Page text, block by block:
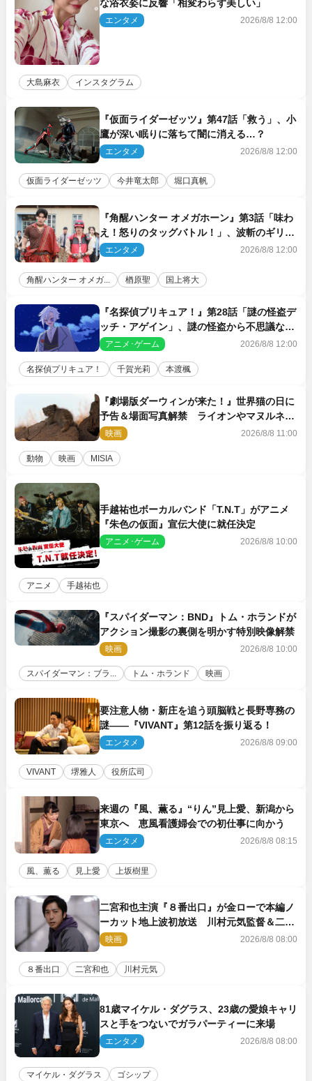
な浴衣姿に反響「相変わらず美しい」
エンタメ 2026/8/8 12:00
大島麻衣 インスタグラム
『仮面ライダーゼッツ』第47話「救う」、小
鷹が深い眠りに落ちて闇に消える…？
エンタメ 2026/8/8 12:00
仮面ライダーゼッツ 今井竜太郎 堀口真帆
『角醒ハンター オメガホーン』第3話「味わ
え！怒りのタッグバトル！」、波斬のギリコ
がハンターバトルを挑んできた！
エンタメ 2026/8/8 12:00
角醒ハンター オメガ... 楢原聖 国上将大
『名探偵プリキュア！』第28話「謎の怪盗デ
ッチ・アゲイン」、謎の怪盗から不思議な予
告状が届く
アニメ･ゲーム 2026/8/8 12:00
名探偵プリキュア！ 千賀光莉 本渡楓
『劇場版ダーウィンが来た！』世界猫の日に
予告＆場面写真解禁 ライオンやマヌルネコ
の赤ちゃんが大集合
映画 2026/8/8 11:00
動物 映画 MISIA
手越祐也ボーカルバンド「T.N.T」がアニメ
『朱色の仮面』宣伝大使に就任決定
アニメ･ゲーム 2026/8/8 10:00
アニメ 手越祐也
『スパイダーマン：BND』トム・ホランドが
アクション撮影の裏側を明かす特別映像解禁
映画 2026/8/8 10:00
スパイダーマン：ブラ... トム・ホランド 映画
要注意人物・新庄を追う頭脳戦と長野専務の
謎――『VIVANT』第12話を振り返る！
エンタメ 2026/8/8 09:00
VIVANT 堺雅人 役所広司
来週の『風、薫る』“りん”見上愛、新潟から
東京へ 恵風看護婦会での初仕事に向かう
エンタメ 2026/8/8 08:15
風、薫る 見上愛 上坂樹里
二宮和也主演『８番出口』が金ローで本編ノ
ーカット地上波初放送 川村元気監督＆二宮
コメント到着
映画 2026/8/8 08:00
８番出口 二宮和也 川村元気
81歳マイケル・ダグラス、23歳の愛娘キャリ
スと手をつないでガラパーティーに来場
エンタメ 2026/8/8 08:00
マイケル・ダグラス ゴシップ